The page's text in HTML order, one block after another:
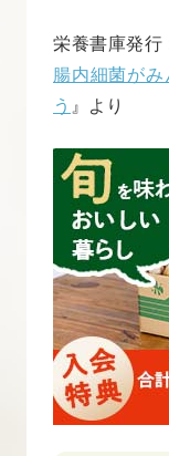
栄養書庫発行
腸内細菌が
う 』より